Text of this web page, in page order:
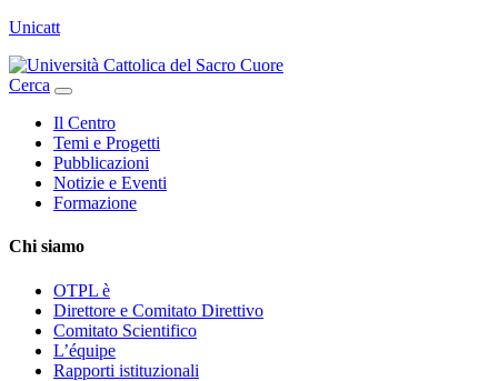
Unicatt
Cerca
Il Centro
Temi e Progetti
Pubblicazioni
Notizie e Eventi
Formazione
Chi siamo
OTPL è
Direttore e Comitato Direttivo
Comitato Scientifico
L’équipe
Rapporti istituzionali